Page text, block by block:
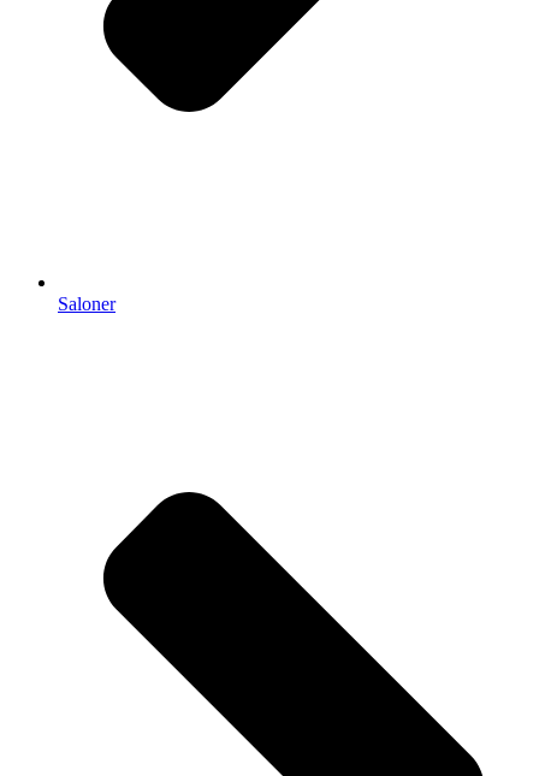
Saloner